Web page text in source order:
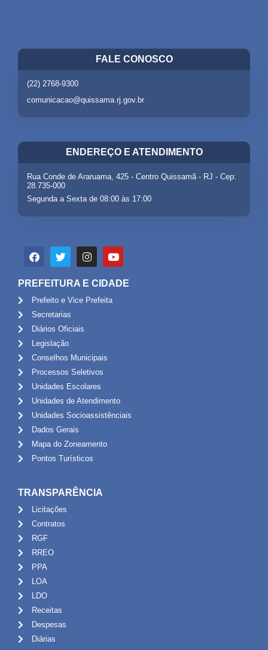
FALE CONOSCO
(22) 2768-9300
comunicacao@quissama.rj.gov.br
ENDEREÇO E ATENDIMENTO
Rua Conde de Araruama, 425 - Centro Quissamã - RJ - Cep:
28.735-000
Segunda a Sexta de 08:00 às 17:00
PREFEITURA E CIDADE
Prefeito e Vice Prefeita
Secretarias
Diários Oficiais
Legislação
Conselhos Municipais
Processos Seletivos
Unidades Escolares
Unidades de Atendimento
Unidades Socioassistênciais
Dados Gerais
Mapa do Zoneamento
Pontos Turísticos
TRANSPARÊNCIA
Licitações
Contratos
RGF
RREO
PPA
LOA
LDO
Receitas
Despesas
Diárias